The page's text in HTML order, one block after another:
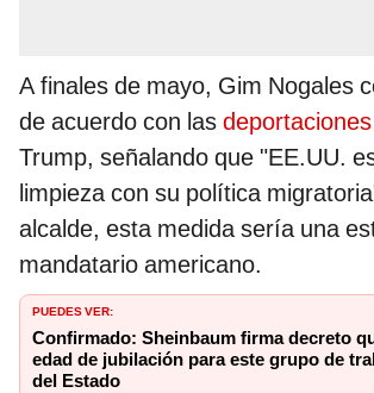
A finales de mayo, Gim Nogales
de acuerdo con las
Trump, señalando que "EE.UU.
limpieza con su política
alcalde, esta medida sería una
mandatario americano.
PUEDES VER:
Confirmado: Sheinbaum firma decreto
edad de jubilación para este grupo de
del Estado